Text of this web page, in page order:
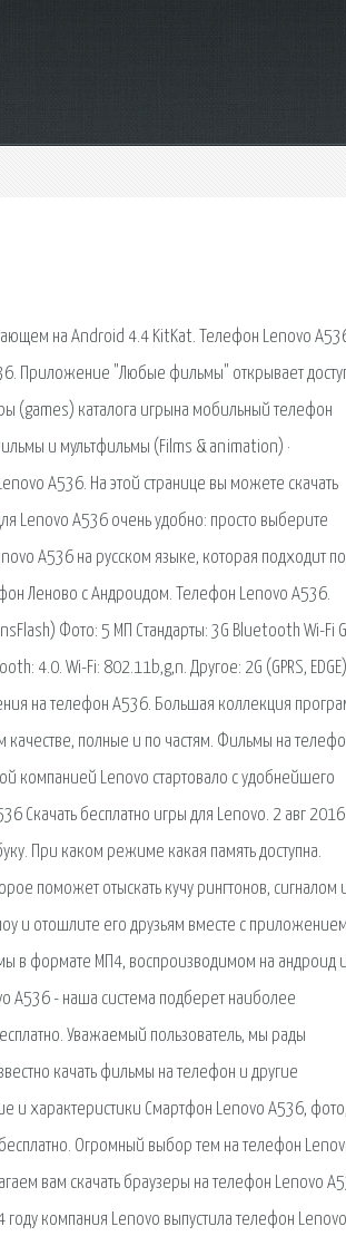
на Android 4.4 KitKat. Телефон Lenovo
Приложение "Любые фильмы" открывает
(games) каталога игрына мобильный телефон
и мультфильмы (Films & animation) ·
A536. На этой странице вы можете скачать
Lenovo A536 очень удобно: просто выберите
A536 на русском языке, которая подходит
Леново с Андроидом. Телефон Lenovo A536.
Фото: 5 МП Стандарты: 3G Bluetooth Wi-Fi
4.0. Wi-Fi: 802.11b,g,n. Другое: 2G (GPRS,
на телефон A536. Большая коллекция
полные и по частям. Фильмы на
компанией Lenovo стартовало с удобнейшего
Скачать бесплатно игры для Lenovo. 2 авг 2016
При каком режиме какая память доступна.
поможет отыскать кучу рингтонов, сигналом
и отошлите его друзьям вместе с
в формате МП4, воспроизводимом на андроид и
A536 - наша система подберет наиболее
Уважаемый пользователь, мы рады
качать фильмы на телефон и другие
и характеристики Смартфон Lenovo A536, фото,
Огромный выбор тем на телефон
вам скачать браузеры на телефон Lenovo
компания Lenovo выпустила телефон Lenovo